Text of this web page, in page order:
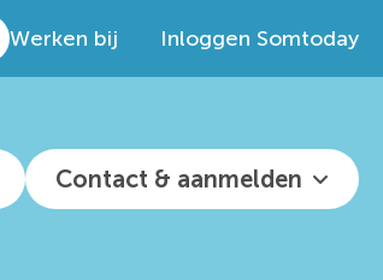
Werken bij Inloggen Somtoday
Contact & aanmelden